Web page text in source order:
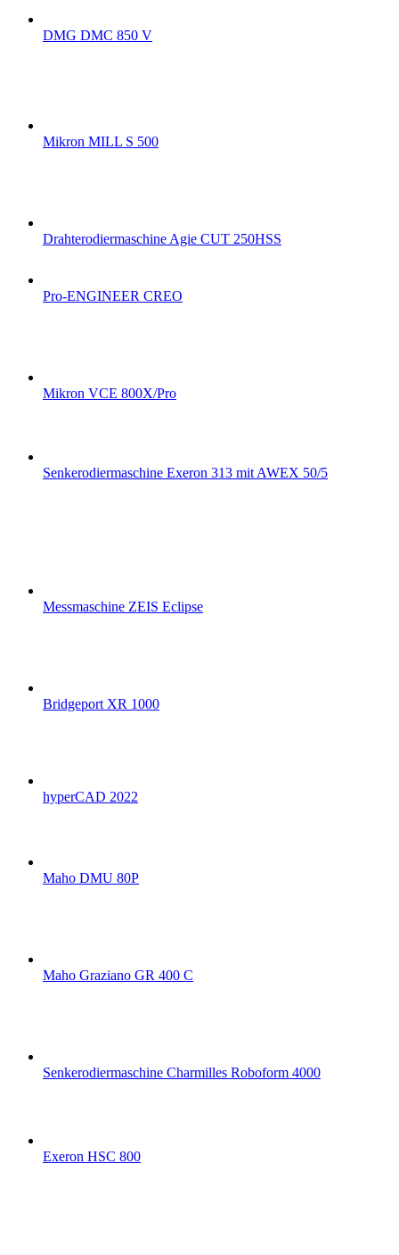
DMG DMC 850 V
Mikron MILL S 500
Drahterodiermaschine Agie CUT 250HSS
Pro-ENGINEER CREO
Mikron VCE 800X/Pro
Senkerodiermaschine Exeron 313 mit AWEX 50/5
Messmaschine ZEIS Eclipse
Bridgeport XR 1000
hyperCAD 2022
Maho DMU 80P
Maho Graziano GR 400 C
Senkerodiermaschine Charmilles Roboform 4000
Exeron HSC 800